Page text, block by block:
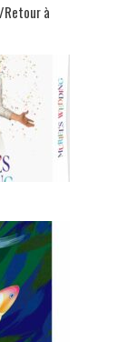
Retour à